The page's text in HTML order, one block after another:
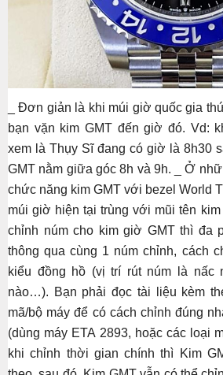
_ Đơn giản là khi múi giờ quốc gia
bạn vặn kim GMT đến giờ đó. Vd:
xem là Thụy Sĩ đang có giờ là 8h30
GMT nằm giữa góc 8h và 9h. _ Ở
chức năng kim GMT với bezel World
múi giờ hiện tại trùng với mũi tên
chỉnh núm cho kim giờ GMT thì đa
thông qua cùng 1 núm chỉnh, cách
kiểu đồng hồ (vị trí rút núm là nấc
nào…). Bạn phải đọc tài liệu kèm
mã/bộ máy để có cách chỉnh đúng
(dùng máy ETA 2893, hoặc các loại
khi chỉnh thời gian chính thì Kim